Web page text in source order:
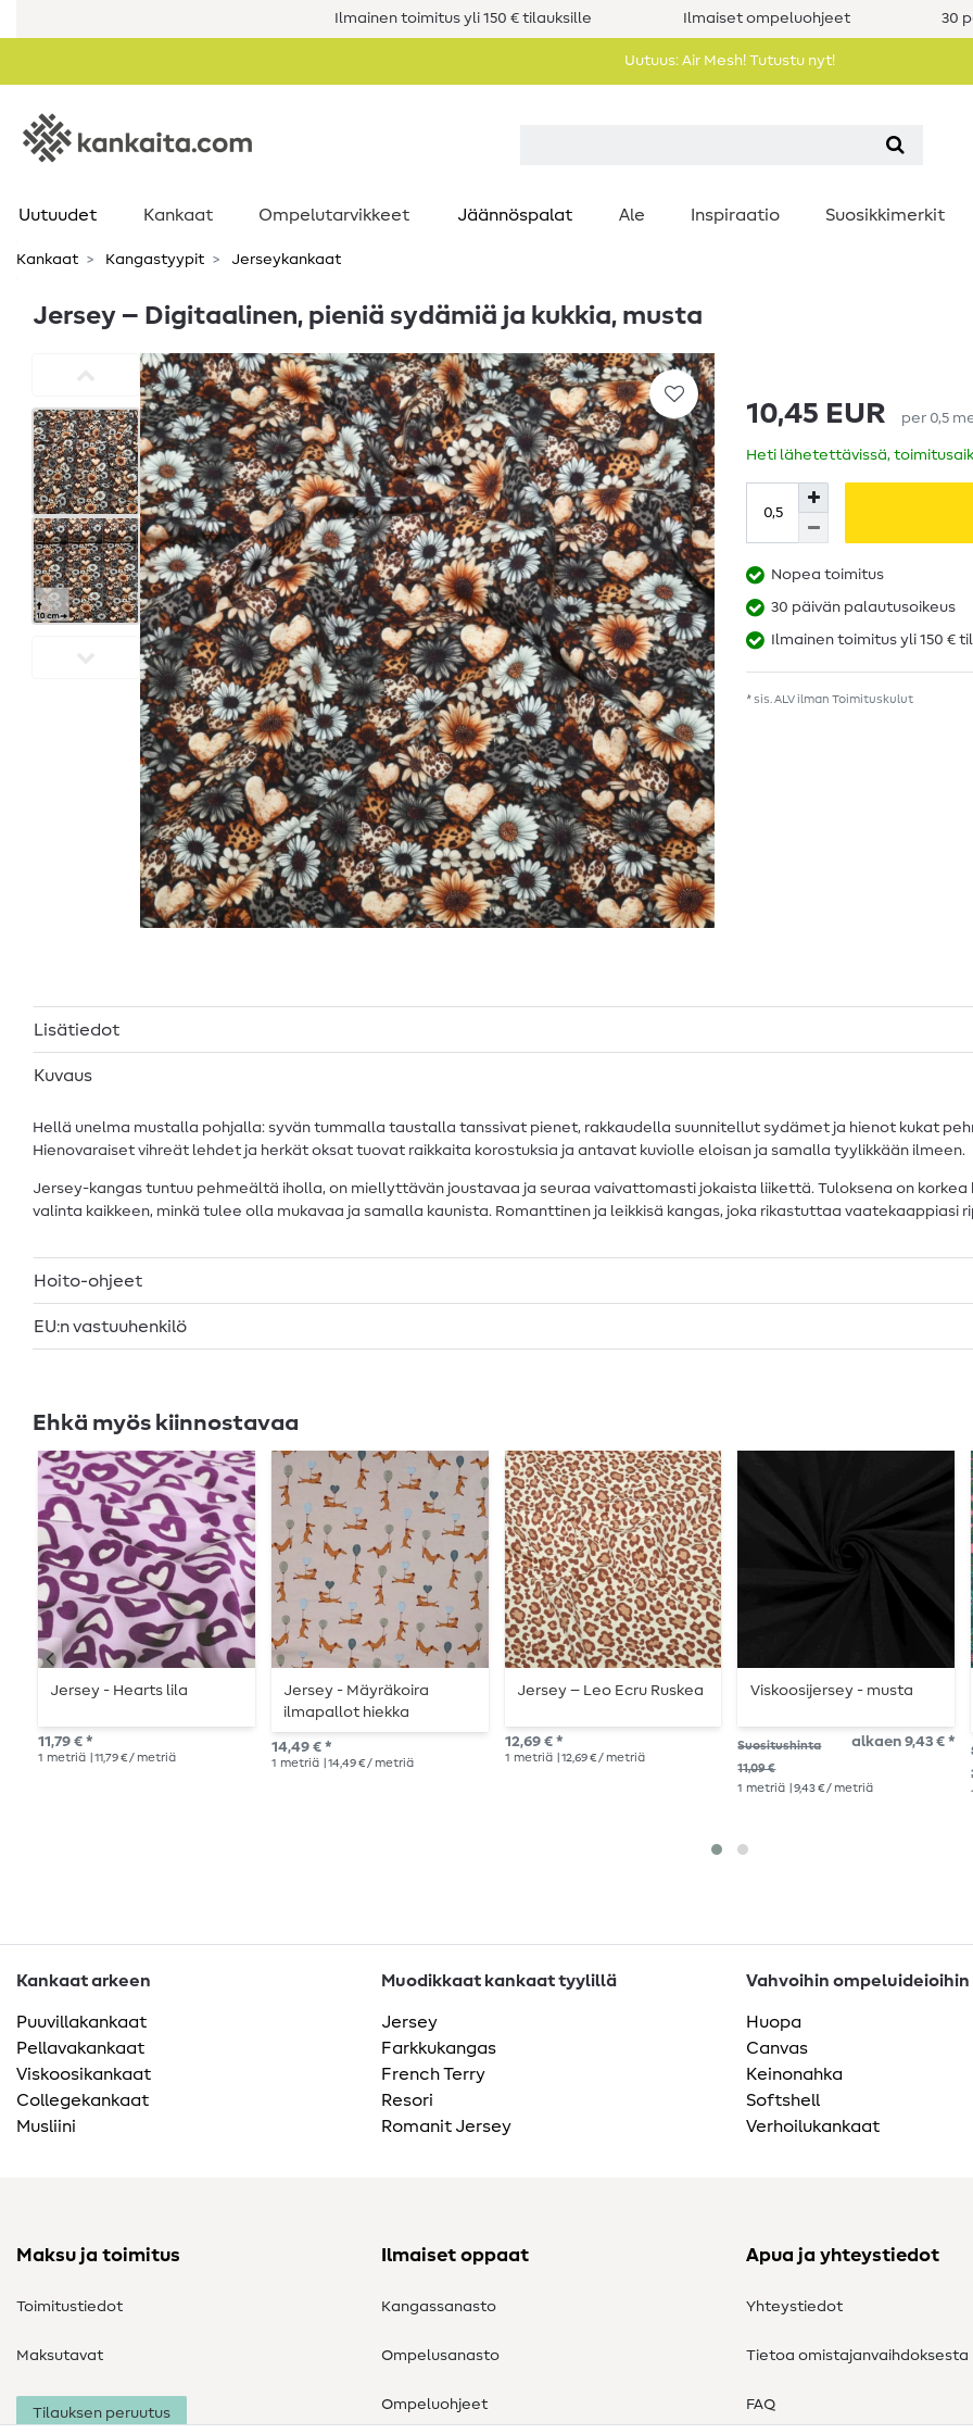
Ilmainen toimitus yli 150 € tilauksille Ilmaiset ompeluohjeet 30
Uutuus: Air Mesh! Tutustu nyt!
Uutuudet Kankaat Ompelutarvikkeet Jäännöspalat Ale Inspiraatio Suosikkimerkit
Kankaat Kangastyypit Jerseykankaat
Jersey – Digitaalinen, pieniä sydämiä ja kukkia, musta
10,45 EUR per 0,5
Heti lähetettävissä,
Nopea toimitus
30 päivän palautusoikeus
Ilmainen toimitus yli 150 €
* sis. ALV ilman Toimituskulut
Lisätiedot
Kuvaus
Hellä unelma mustalla pohjalla: syvän tummalla taustalla tanssivat pienet, rakkaudella suunnitellut sydämet ja hienot kukat
Hienovaraiset vihreät lehdet ja herkät oksat tuovat raikkaita korostuksia ja antavat kuviolle eloisan ja samalla tyylikkään ilmeen.
Jersey-kangas tuntuu pehmeältä iholla, on miellyttävän joustavaa ja seuraa vaivattomasti jokaista liikettä. Tuloksena on korkea
valinta kaikkeen, minkä tulee olla mukavaa ja samalla kaunista. Romanttinen ja leikkisä kangas, joka rikastuttaa vaatekaappiasi
Hoito-ohjeet
EU:n vastuuhenkilö
Ehkä myös kiinnostavaa
Jersey - Hearts lila
11,79 € *
1 metriä | 11,79 € / metriä
Jersey - Mäyräkoira
ilmapallot hiekka
14,49 € *
1 metriä | 14,49 € / metriä
Jersey – Leo Ecru Ruskea
12,69 € *
1 metriä | 12,69 € / metriä
Viskoosijersey - musta
Suositushinta
11,09 €
alkaen 9,43 € *
1 metriä | 9,43 € / metriä
Kankaat arkeen
Puuvillakankaat
Pellavakankaat
Viskoosikankaat
Collegekankaat
Musliini
Muodikkaat kankaat tyylillä
Jersey
Farkkukangas
French Terry
Resori
Romanit Jersey
Vahvoihin ompeluideioihin
Huopa
Canvas
Keinonahka
Softshell
Verhoilukankaat
Maksu ja toimitus
Toimitustiedot
Maksutavat
Tilauksen peruutus
Ilmaiset oppaat
Kangassanasto
Ompelusanasto
Ompeluohjeet
Apua ja yhteystiedot
Yhteystiedot
Tietoa omistajanvaihdoksesta
FAQ